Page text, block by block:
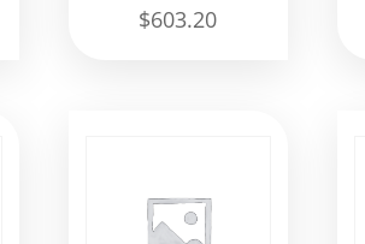
$603.20